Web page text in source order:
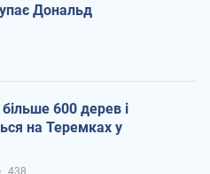
Дональд
600 дерев і
на Теремках у
438